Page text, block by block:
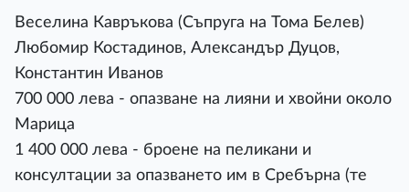
Веселина Кавръкова (Съпруга на Тома Белев)
Любомир Костадинов, Александър Дуцов,
Константин Иванов
700 000 лева - опазване на лияни и хвойни около
Марица
1 400 000 лева - броене на пеликани и
консултации за опазването им в Сребърна (те